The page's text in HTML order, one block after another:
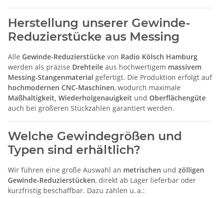
Herstellung unserer Gewinde-
Reduzierstücke aus Messing
Alle Gewinde-Reduzierstücke von Radio Kölsch Hamburg
werden als präzise Drehteile aus hochwertigem massivem
Messing-Stangenmaterial gefertigt. Die Produktion erfolgt auf
hochmodernen CNC-Maschinen, wodurch maximale
Maßhaltigkeit, Wiederholgenauigkeit und Oberflächengüte
auch bei größeren Stückzahlen garantiert werden.
Welche Gewindegrößen und
Typen sind erhältlich?
Wir führen eine große Auswahl an metrischen und zölligen
Gewinde-Reduzierstücken, direkt ab Lager lieferbar oder
kurzfristig beschaffbar. Dazu zählen u. a.: